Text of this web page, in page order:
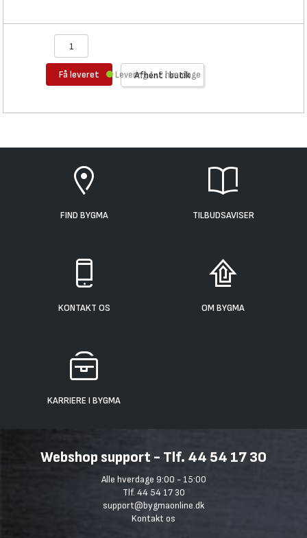
Få leveret Afhent i butik
Levering 1-2 hverdage
FIND BYGMA TILBUDSAVISER
KONTAKT OS OM BYGMA
KARRIERE I BYGMA
Webshop support - Tlf. 44 54 17 30
Alle hverdage 9:00 - 15:00
Tlf. 44 54 17 30
support@bygmaonline.dk
Kontakt os